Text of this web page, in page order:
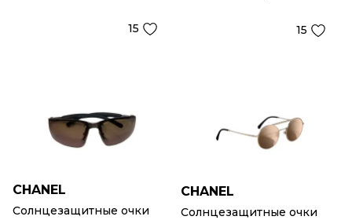
15
CHANEL
Солнцезащитные очки
15
CHANEL
Солнцезащитные очки